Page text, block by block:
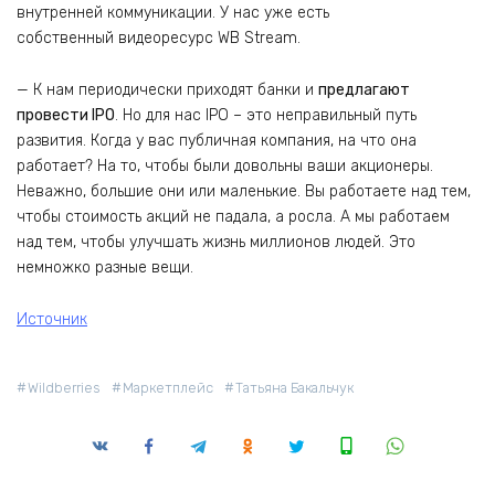
внутренней коммуникации. У нас уже есть
собственный видеоресурс WB Stream.
— К нам периодически приходят банки и предлагают
провести IPO. Но для нас IPO – это неправильный путь
развития. Когда у вас публичная компания, на что она
работает? На то, чтобы были довольны ваши акционеры.
Неважно, большие они или маленькие. Вы работаете над тем,
чтобы стоимость акций не падала, а росла. А мы работаем
над тем, чтобы улучшать жизнь миллионов людей. Это
немножко разные вещи.
Источник
Wildberries Маркетплейс Татьяна Бакальчук